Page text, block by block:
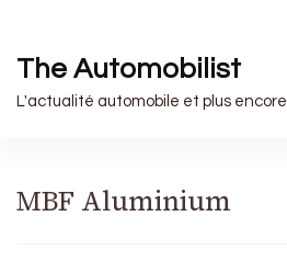
The Automobilist
L'actualité automobile et plus encore
MBF Aluminium